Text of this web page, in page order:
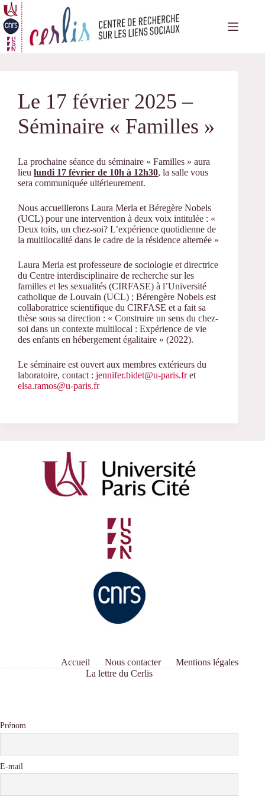
Passer
au
contenu
Le 17 février 2025 –
Séminaire « Familles »
La prochaine séance du séminaire « Familles » aura
lieu lundi 17 février de 10h à 12h30, la salle vous
sera communiquée ultérieurement.
Nous accueillerons Laura Merla et Béregère Nobels
(UCL) pour une intervention à deux voix intitulée : «
Deux toits, un chez-soi? L’expérience quotidienne de
la multilocalité dans le cadre de la résidence alternée »
Laura Merla est professeure de sociologie et directrice
du Centre interdisciplinaire de recherche sur les
familles et les sexualités (CIRFASE) à l’Université
catholique de Louvain (UCL) ; Bérengère Nobels est
collaboratrice scientifique du CIRFASE et a fait sa
thèse sous sa direction : « Construire un sens du chez-
soi dans un contexte multilocal : Expérience de vie
des enfants en hébergement égalitaire » (2022).
Le séminaire est ouvert aux membres extérieurs du
laboratoire, contact : jennifer.bidet@u-paris.fret
elsa.ramos@u-paris.fr
Accueil Nous contacter
Mentions légales
La lettre du Cerlis
Prénom
E-mail